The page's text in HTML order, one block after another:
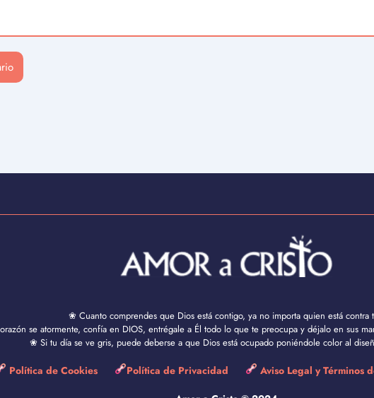
❀ Cuanto comprendes que Dios está contigo, ya no importa quien está contra
se atormente, confía en DIOS, entrégale a Él todo lo que te preocupa y déjalo en sus
❀ Si tu día se ve gris, puede deberse a que Dios está ocupado poniéndole color al
Política de Cookies Política de Privacidad Aviso Legal y Términos